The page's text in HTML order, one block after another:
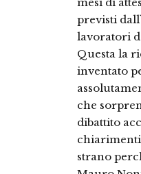
previsti
lavoratori
Questa la
inventato
che
dibattito
chiarimenti
strano